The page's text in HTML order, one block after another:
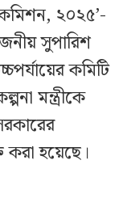
কমিশন, ২০২৫’-
সুপারিশ
কমিটি
মন্ত্রীকে
করা হয়েছে।